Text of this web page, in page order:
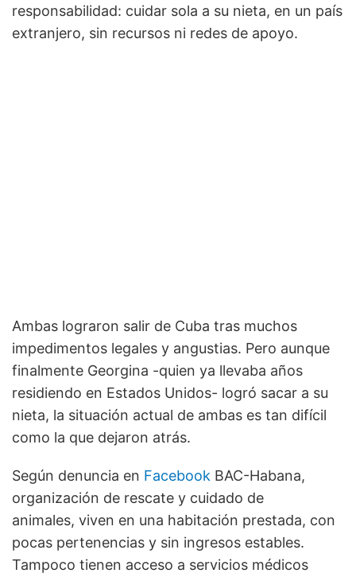
responsabilidad: cuidar sola a su nieta, en un país
extranjero, sin recursos ni redes de apoyo.
Ambas lograron salir de Cuba tras muchos
impedimentos legales y angustias. Pero aunque
finalmente Georgina -quien ya llevaba años
residiendo en Estados Unidos- logró sacar a su
nieta, la situación actual de ambas es tan difícil
como la que dejaron atrás.
Según denuncia en Facebook BAC-Habana,
organización de rescate y cuidado de
animales, viven en una habitación prestada, con
pocas pertenencias y sin ingresos estables.
Tampoco tienen acceso a servicios médicos